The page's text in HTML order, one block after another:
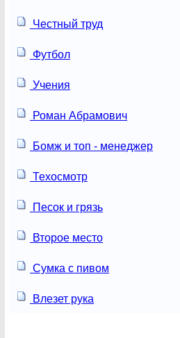
Честный труд
Футбол
Учения
Роман Абрамович
Бомж и топ - менеджер
Техосмотр
Песок и грязь
Второе место
Сумка с пивом
Влезет рука